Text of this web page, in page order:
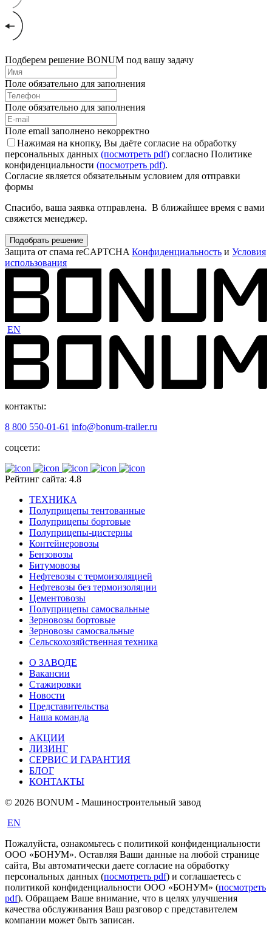
Подберем решение BONUM под вашу задачу
Поле обязательно для заполнения
Поле обязательно для заполнения
Поле email заполнено некорректно
Нажимая на кнопку, Вы даёте согласие на обработку
персональных данных (посмотреть pdf) согласно Политике
конфиденциальности (посмотреть pdf).
Согласие является обязательным условием для отправки
формы
Спасибо, ваша заявка отправлена. В ближайшее время с вами
свяжется менеджер.
Подобрать решение
Защита от спама reCAPTCHA Конфиденциальность и Условия
использования
EN
контакты:
8 800 550-01-61 info@bonum-trailer.ru
соцсети:
Рейтинг сайта: 4.8
ТЕХНИКА
Полуприцепы тентованные
Полуприцепы бортовые
Полуприцепы-цистерны
Контейнеровозы
Бензовозы
Битумовозы
Нефтевозы с термоизоляцией
Нефтевозы без термоизоляции
Цементовозы
Полуприцепы самосвальные
Зерновозы бортовые
Зерновозы самосвальные
Сельскохозяйственная техника
О ЗАВОДЕ
Вакансии
Стажировки
Новости
Представительства
Наша команда
АКЦИИ
ЛИЗИНГ
СЕРВИС И ГАРАНТИЯ
БЛОГ
КОНТАКТЫ
© 2026 BONUM - Машиностроительный завод
EN
Пожалуйста, ознакомьтесь с политикой конфиденциальности
ООО «БОНУМ». Оставляя Ваши данные на любой странице
сайта, Вы автоматически даете согласие на обработку
персональных данных (посмотреть pdf) и соглашаетесь с
политикой конфиденциальности ООО «БОНУМ» (посмотреть
pdf). Обращаем Ваше внимание, что в целях улучшения
качества обслуживания Ваш разговор с представителем
компании может быть записан.